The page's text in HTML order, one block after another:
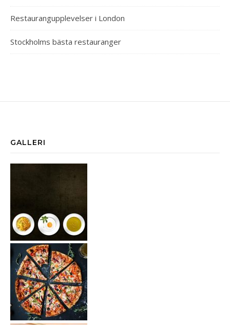
Restaurangupplevelser i London
Stockholms bästa restauranger
GALLERI